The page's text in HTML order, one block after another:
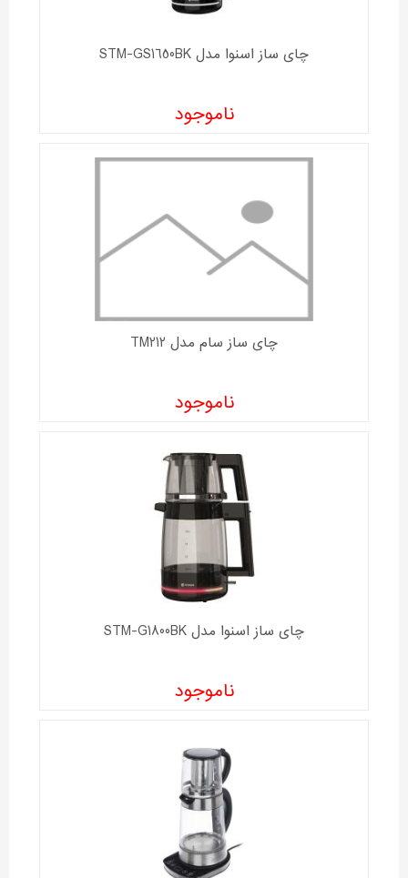
چای ساز اسنوا مدل STM-GS1650BK
ناموجود
چای ساز سام مدل TM212
ناموجود
چای ساز اسنوا مدل STM-G1800BK
ناموجود